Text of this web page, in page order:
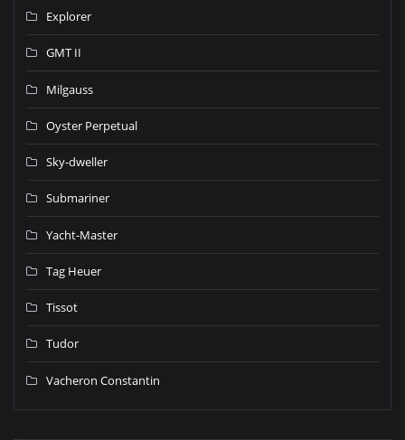
Explorer
GMT II
Milgauss
Oyster Perpetual
Sky-dweller
Submariner
Yacht-Master
Tag Heuer
Tissot
Tudor
Vacheron Constantin